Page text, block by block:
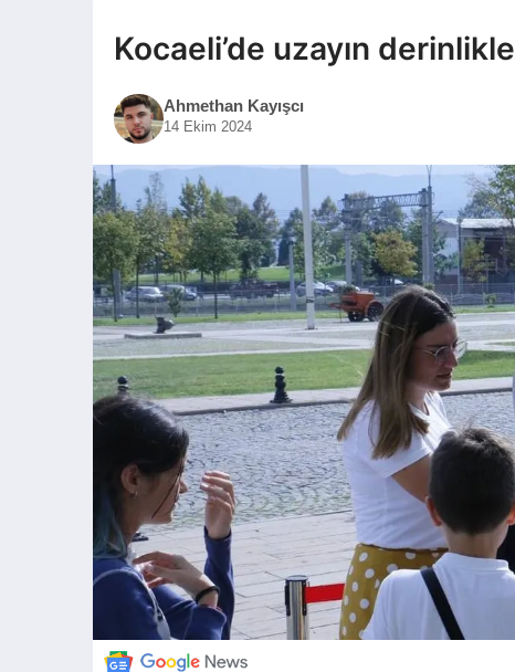
Kocaeli’de uzayın
Ahmethan Kayışcı
14 Ekim 2024